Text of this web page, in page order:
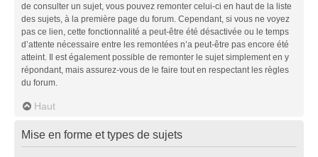
de consulter un sujet, vous pouvez remonter celui-ci en haut de la liste
des sujets, à la première page du forum. Cependant, si vous ne voyez
pas ce lien, cette fonctionnalité a peut-être été désactivée ou le temps
d’attente nécessaire entre les remontées n’a peut-être pas encore été
atteint. Il est également possible de remonter le sujet simplement en y
répondant, mais assurez-vous de le faire tout en respectant les règles
du forum.
Haut
Mise en forme et types de sujets